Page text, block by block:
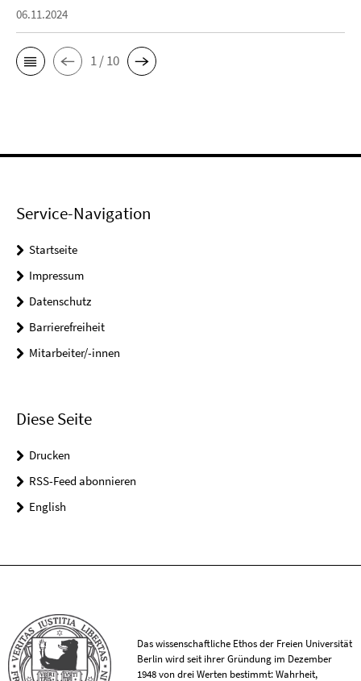
06.11.2024
1 / 10
Service-Navigation
Startseite
Impressum
Datenschutz
Barrierefreiheit
Mitarbeiter/-innen
Diese Seite
Drucken
RSS-Feed abonnieren
English
Das wissenschaftliche Ethos der Freien Universität
Berlin wird seit ihrer Gründung im Dezember
1948 von drei Werten bestimmt: Wahrheit,